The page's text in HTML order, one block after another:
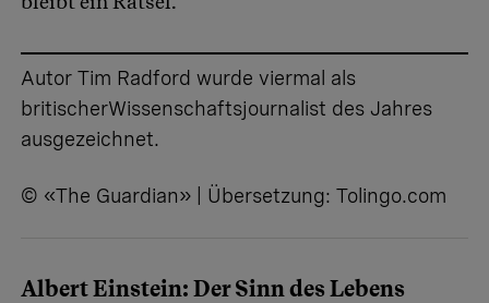
Autor Tim Radford wurde viermal als
britischerWissenschaftsjournalist des Jahres
ausgezeichnet.
© «The Guardian» | Übersetzung: Tolingo.com
Albert Einstein: Der Sinn des Lebens